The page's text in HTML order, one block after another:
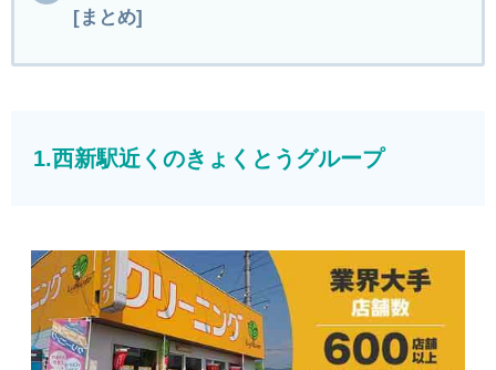
[まとめ]
1.西新駅近くのきょくとうグループ